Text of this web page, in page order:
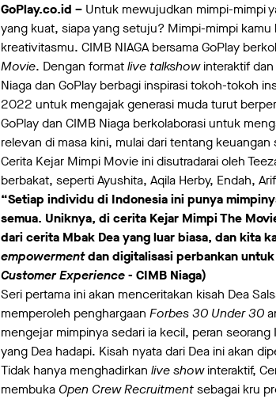
GoPlay.co.id – Untuk mewujudkan mimpi-mimpi
yang kuat, siapa yang setuju? Mimpi-mimpi
kreativitasmu. CIMB NIAGA bersama GoPlay
Movie. Dengan formatlive talkshowinteraktif
Niaga dan GoPlay berbagi inspirasi tokoh-tokoh
2022 untuk mengajak generasi muda turut
GoPlay dan CIMB Niaga berkolaborasi untuk
relevan di masa kini, mulai dari tentang
Cerita Kejar Mimpi Movie ini disutradarai oleh
berbakat, seperti Ayushita, Aqila Herby, Endah,
“Setiap individu di Indonesia ini punya
semua. Uniknya, di cerita Kejar Mimpi The
dari cerita Mbak Dea yang luar biasa, dan kita
empowermentdan digitalisasi perbankan untuk
Customer Experience- CIMB Niaga)
Seri pertama ini akan menceritakan kisah Dea
memperoleh penghargaan Forbes 30 Under 30
mengejar mimpinya sedari ia kecil, peran
yang Dea hadapi. Kisah nyata dari Dea ini akan
Tidak hanya menghadirkan live showinteraktif,
membuka Open Crew Recruitmentsebagai kru